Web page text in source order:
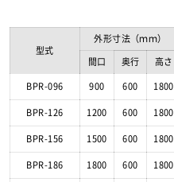
型式
外形寸法（ｍｍ）
間口 奥行
高さ
BPR-096
900 600 1800
BPR-126
1200 600 1800
BPR-156
1500 600 1800
BPR-186
1800 600 1800